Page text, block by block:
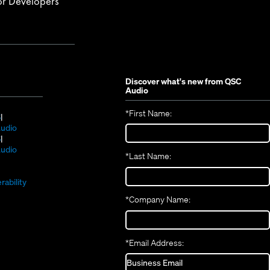
(Opens
in
new
window)
(Opens
new
(Opens
in
(Opens
window)
Discover what's new fromQSC
Audio
*First Name:
*Last Name:
*Company Name:
*Email Address: